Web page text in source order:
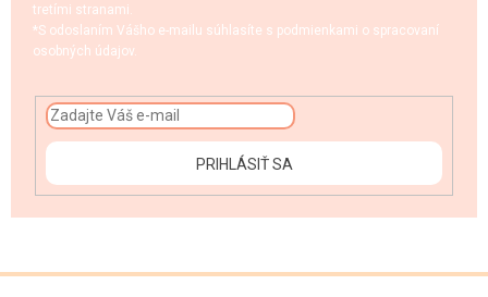
tretími stranami.
*S odoslaním Vášho e-mailu súhlasíte s podmienkami o spracovaní
osobných údajov.
PRIHLÁSIŤ SA